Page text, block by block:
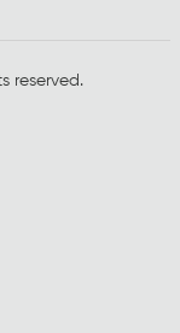
reserved.